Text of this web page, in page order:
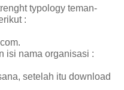
typology teman-
:
isi nama organisasi :
setelah itu download